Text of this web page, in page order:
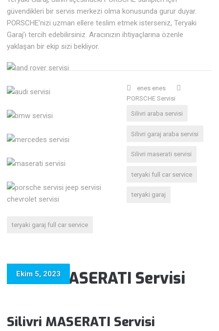
güvendikleri bir servis merkezi olma konusunda gurur duyar.
PORSCHE’nizi uzman ellere teslim etmek isterseniz, Teryaki
Garaj’ı tercih edebilirsiniz. Aracınızın ihtiyaçlarına özenle
yaklaşan bir ekip sizi bekliyor.
enes enes
PORSCHE Servisi
Silivri araba servisi
Silivri garaj araba servisi
Silivri maserati servisi
teryaki full car service
teryaki garaj
teryaki garaj full car service
Silivri MASERATI Servisi
Ekim 5, 2023
Silivri MASERATI Servisi